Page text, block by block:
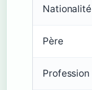
Nationalité
Père
Profession